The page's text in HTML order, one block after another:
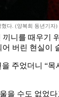
다. (양복희 동년기자)
니를 때우기
버린 현실이
주었더니 “
수도 없었